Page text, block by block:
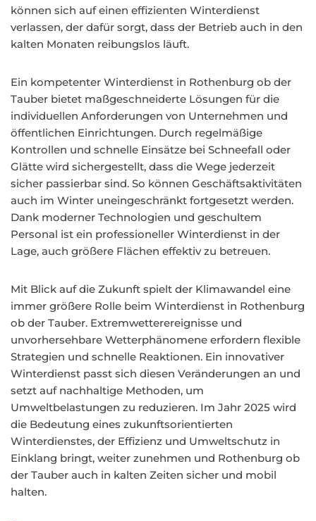
können sich auf einen effizienten Winterdienst
verlassen, der dafür sorgt, dass der Betrieb auch in den
kalten Monaten reibungslos läuft.
Ein kompetenter Winterdienst in Rothenburg ob der
Tauber bietet maßgeschneiderte Lösungen für die
individuellen Anforderungen von Unternehmen und
öffentlichen Einrichtungen. Durch regelmäßige
Kontrollen und schnelle Einsätze bei Schneefall oder
Glätte wird sichergestellt, dass die Wege jederzeit
sicher passierbar sind. So können Geschäftsaktivitäten
auch im Winter uneingeschränkt fortgesetzt werden.
Dank moderner Technologien und geschultem
Personal ist ein professioneller Winterdienst in der
Lage, auch größere Flächen effektiv zu betreuen.
Mit Blick auf die Zukunft spielt der Klimawandel eine
immer größere Rolle beim Winterdienst in Rothenburg
ob der Tauber. Extremwetterereignisse und
unvorhersehbare Wetterphänomene erfordern flexible
Strategien und schnelle Reaktionen. Ein innovativer
Winterdienst passt sich diesen Veränderungen an und
setzt auf nachhaltige Methoden, um
Umweltbelastungen zu reduzieren. Im Jahr 2025 wird
die Bedeutung eines zukunftsorientierten
Winterdienstes, der Effizienz und Umweltschutz in
Einklang bringt, weiter zunehmen und Rothenburg ob
der Tauber auch in kalten Zeiten sicher und mobil
halten.